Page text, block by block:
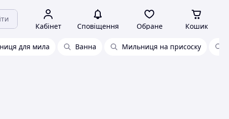
Кабінет Сповіщення Обране Кошик
для мила Ванна Мильниця на присоску